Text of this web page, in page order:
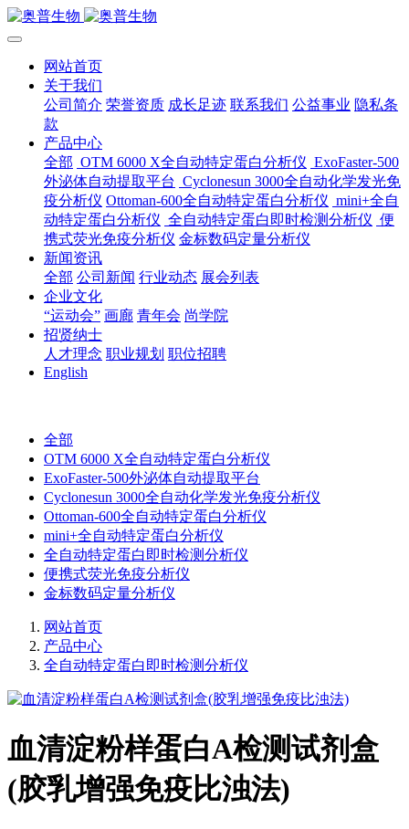
网站首页
关于我们
公司简介 荣誉资质 成长足迹 联系我们 公益事业 隐私条
款
产品中心
全部 OTM 6000 X全自动特定蛋白分析仪 ExoFaster-500
外泌体自动提取平台 Cyclonesun 3000全自动化学发光免
疫分析仪 Ottoman-600全自动特定蛋白分析仪 mini+全自
动特定蛋白分析仪 全自动特定蛋白即时检测分析仪 便
携式荧光免疫分析仪 金标数码定量分析仪
新闻资讯
全部 公司新闻 行业动态 展会列表
企业文化
“运动会” 画廊 青年会 尚学院
招贤纳士
人才理念 职业规划 职位招聘
English
全部
OTM 6000 X全自动特定蛋白分析仪
ExoFaster-500外泌体自动提取平台
Cyclonesun 3000全自动化学发光免疫分析仪
Ottoman-600全自动特定蛋白分析仪
mini+全自动特定蛋白分析仪
全自动特定蛋白即时检测分析仪
便携式荧光免疫分析仪
金标数码定量分析仪
网站首页
产品中心
全自动特定蛋白即时检测分析仪
血清淀粉样蛋白A检测试剂盒
(胶乳增强免疫比浊法)